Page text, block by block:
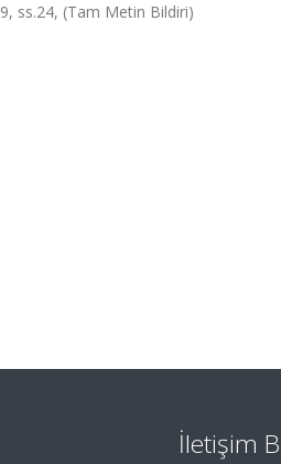
ss.24, (Tam Metin Bildiri)
İletişim